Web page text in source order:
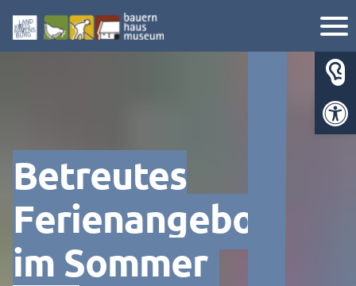
Betreutes
Ferienangebot
im Sommer